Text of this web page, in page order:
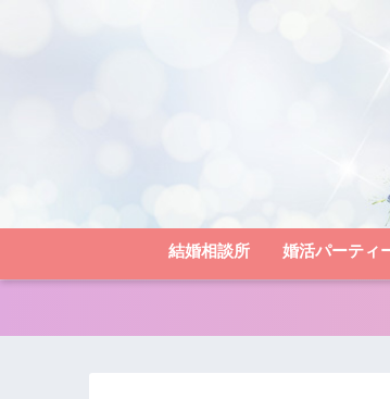
結婚相談所 婚活パーティ